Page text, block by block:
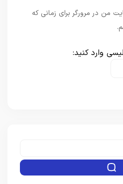
من در مرورگر برای زمانی که
وارد کنید: